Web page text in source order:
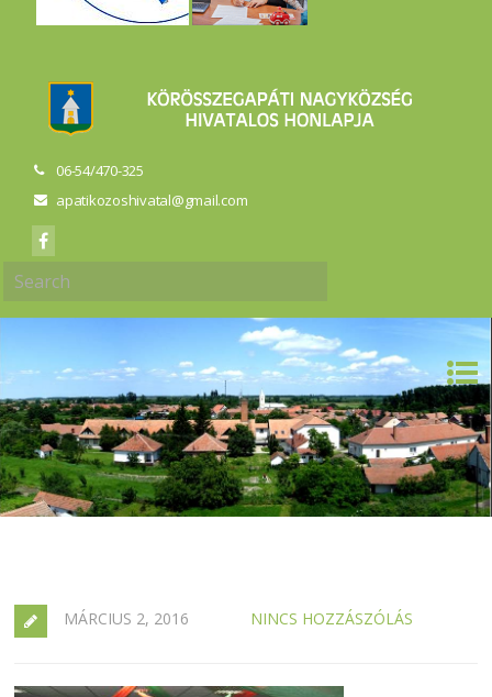
06-54/470-325
apatikozoshivatal@gmail.com
MÁRCIUS 2, 2016 NINCS HOZZÁSZÓLÁS